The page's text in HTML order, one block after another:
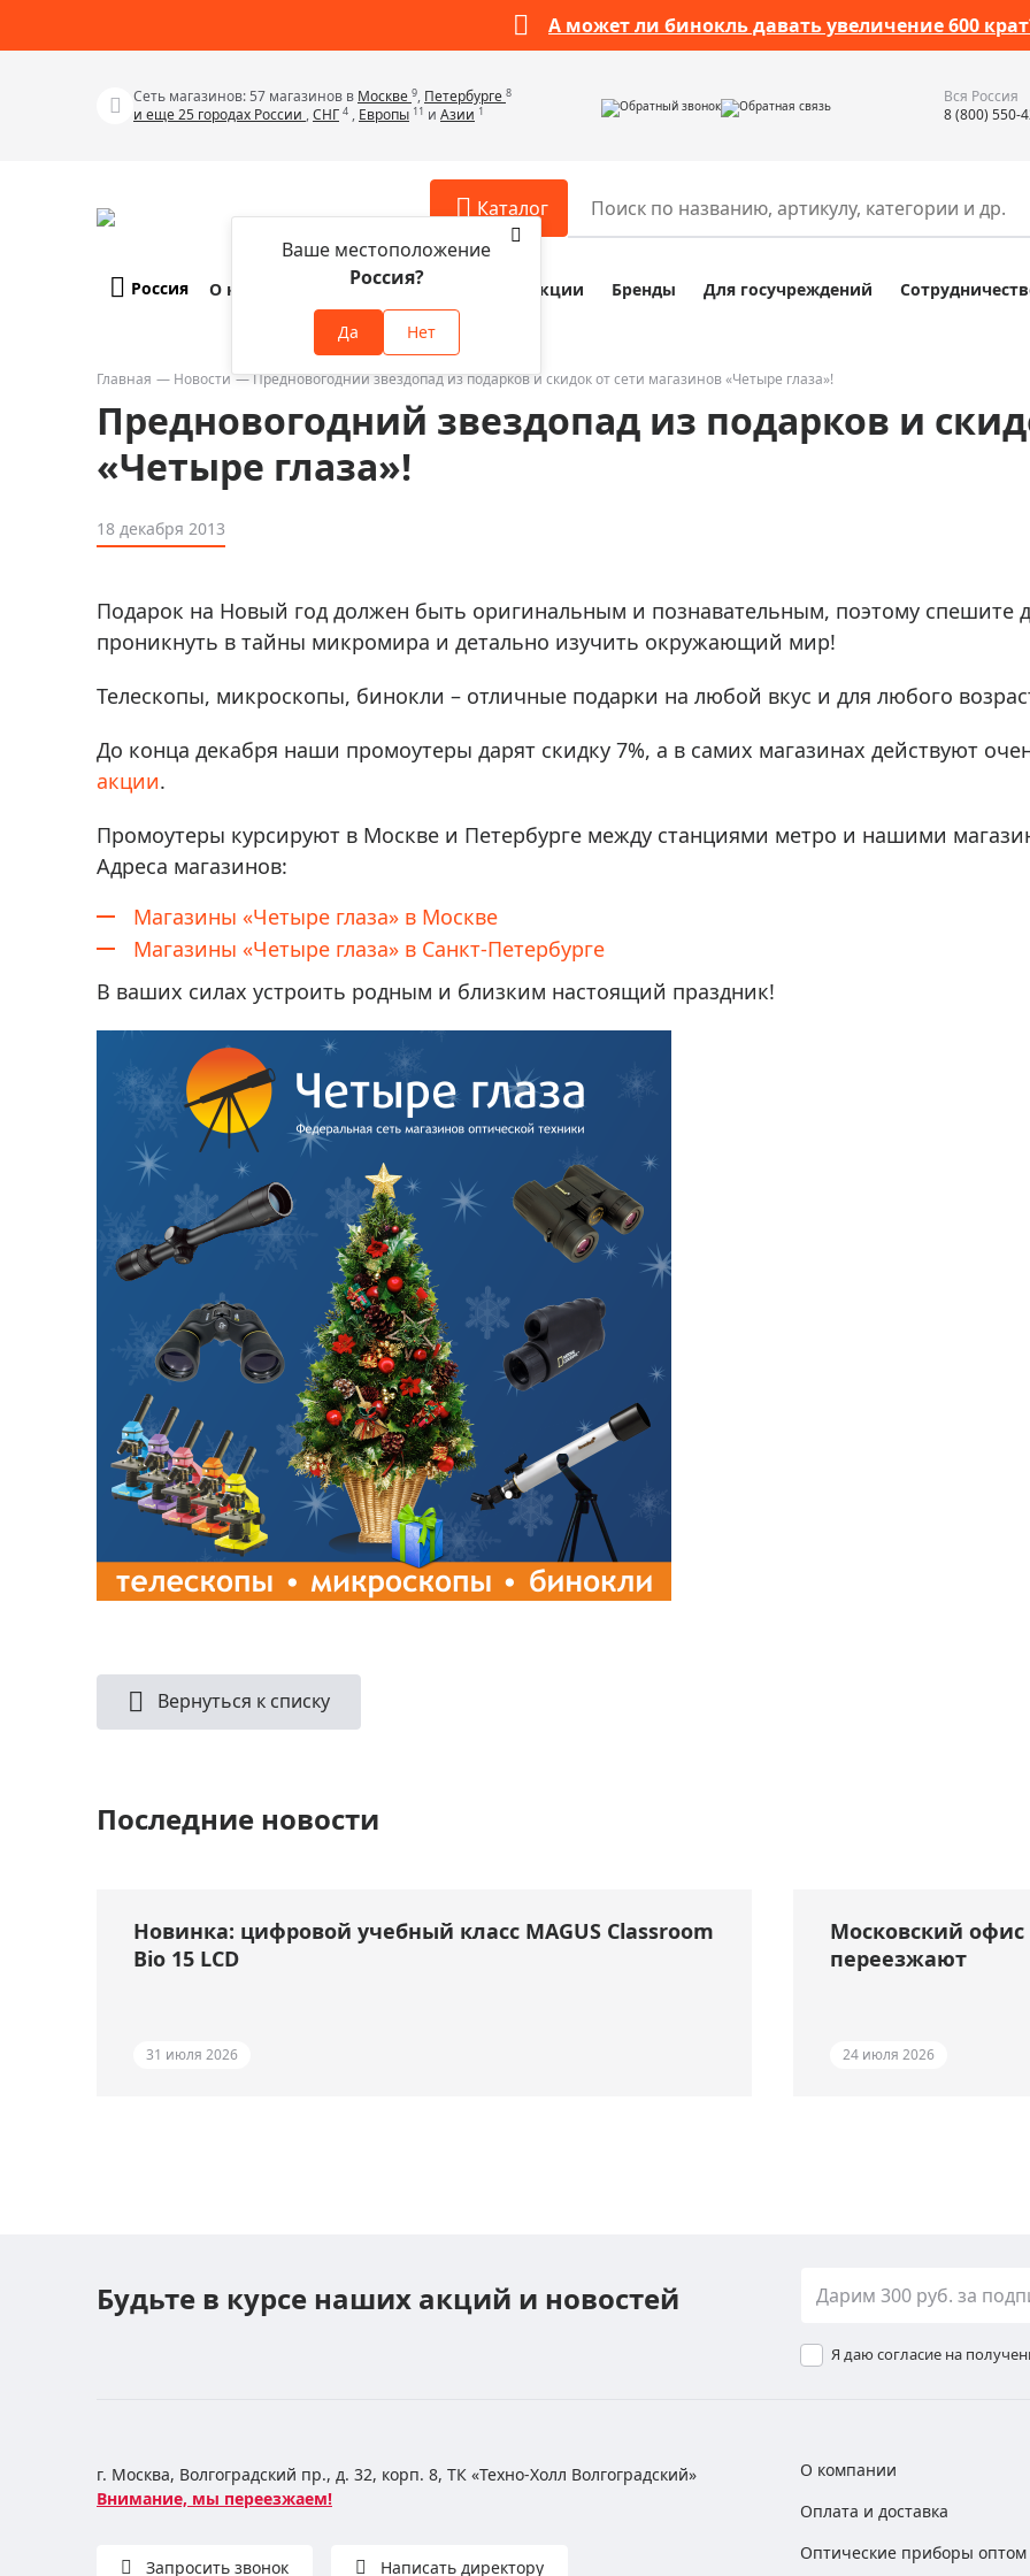
А может ли бинокль давать увеличение 600
Сеть магазинов: 57 магазинов в Москве 9, Петербурге 8
и еще 25 городах России ,СНГ 4 , Европы 11 и Азии 1 Обратный звонок Обратная связь
Вся Россия
8 (800) 550-
Каталог
Телескопы
Бинокли
Зрительные трубы
Лупы
Приборы ночного видения
Прицелы
Discovery (Дискавери)
Оптика для детей Levenhuk LabZZ
Астропланетарии
Хиты продаж
Аксессуары для микроскопов
Аксессуары для зрительных труб
Аксессуары для биноклей
Распродажа оптики по специальным
ценам
Распродажа выставочных образцов
Разное
Компасы
Наборы исследователя
Наборы для химических
Сумки, кейсы, чехлы
Трихинеллоскопы
Фотоловушки
Россия
Ваше местоположение
Россия?
Да Нет
О компании Оплата и доставка Акции Бренды Для госучреждений
Главная Новости Предновогодний звездопад из подарков и скидок от сети магазинов «Четыре глаза»!
Предновогодний звездопад из подарков и
«Четыре глаза»!
18 декабря 2013
Подарок на Новый год должен быть оригинальным и познавательным, поэтому спешите
проникнуть в тайны микромира и детально изучить окружающий мир!
Телескопы, микроскопы, бинокли – отличные подарки на любой вкус и для любого
До конца декабря наши промоутеры дарят скидку 7%, а в самих магазинах действуют
акции.
Промоутеры курсируют в Москве и Петербурге между станциями метро и нашими
Адреса магазинов:
Магазины «Четыре глаза» в Москве
Магазины «Четыре глаза» в Санкт-Петербурге
В ваших силах устроить родным и близким настоящий праздник!
Вернуться к списку
Последние новости
Новинка: цифровой учебный класс MAGUS Classroom
Bio 15 LCD
31 июля 2026
Московский офис
переезжают
24 июля 2026
Будьте в курсе наших акций и новостей
Я даю согласие на
г. Москва, Волгоградский пр., д. 32, корп. 8, ТК «Техно-Холл Волгоградский»
Внимание, мы переезжаем!
Запросить звонок Написать директору
О компании
Оплата и доставка
Оптические приборы оптом